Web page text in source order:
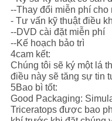
--Thay đổi miễn phí cho
- Tư vấn kỹ thuật điều
--DVD cài đặt miễn phí
--Kế hoạch bảo trì
4cam kết:
Chúng tôi sẽ ký một lá
điều này sẽ tăng sự tin
5Bao bì tốt:
Good Packaging:
Triceratops được bao